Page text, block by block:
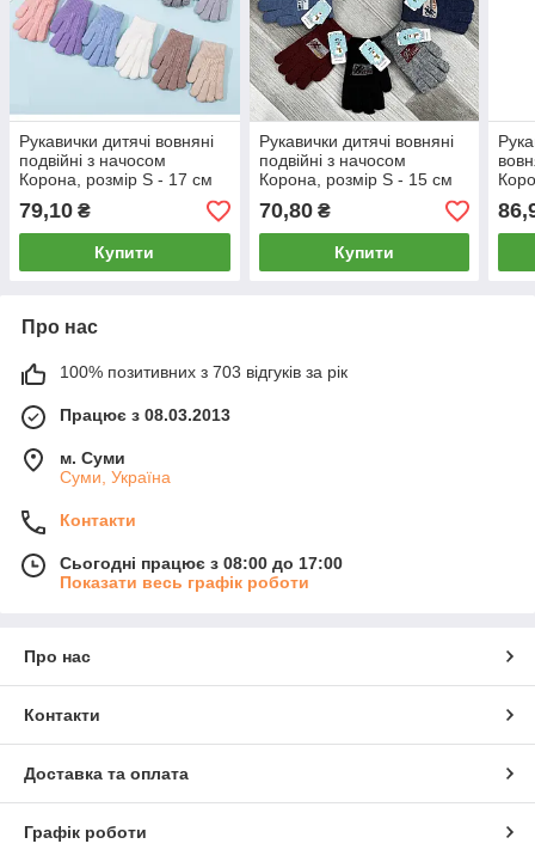
Рукавички дитячі вовняні
подвійні з начосом
Корона, розмір S - 17 см
(5-7 років), асорті, 0638
79,10 ₴
Купити
Рукавички дитячі вовняні
подвійні з начосом
Корона, розмір S - 15 см
(3-5 років), асорті, 0901
70,80₴
Купити
(9-
Про нас
100% позитивних з 703 відгуків за рік
Працює з 08.03.2013
м. Суми
Суми, Україна
Контакти
Сьогодні працює з 08:00 до 17:00
Показати весь графік роботи
Про нас
Контакти
Доставка та оплата
Графік роботи